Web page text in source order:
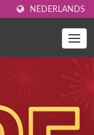
NEDERLANDS